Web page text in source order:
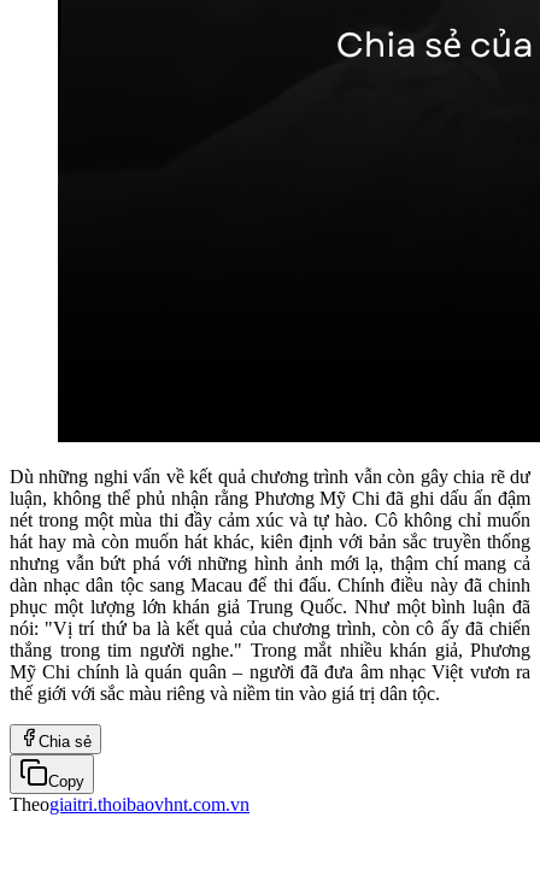
Dù những nghi vấn về kết quả chương trình vẫn còn gây chia rẽ dư
luận, không thể phủ nhận rằng Phương Mỹ Chi đã ghi dấu ấn đậm
nét trong một mùa thi đầy cảm xúc và tự hào. Cô không chỉ muốn
hát hay mà còn muốn hát khác, kiên định với bản sắc truyền thống
nhưng vẫn bứt phá với những hình ảnh mới lạ, thậm chí mang cả
dàn nhạc dân tộc sang Macau để thi đấu. Chính điều này đã chinh
phục một lượng lớn khán giả Trung Quốc. Như một bình luận đã
nói: "Vị trí thứ ba là kết quả của chương trình, còn cô ấy đã chiến
thắng trong tim người nghe." Trong mắt nhiều khán giả, Phương
Mỹ Chi chính là quán quân – người đã đưa âm nhạc Việt vươn ra
thế giới với sắc màu riêng và niềm tin vào giá trị dân tộc.
Chia sẻ
Copy
Theogiaitri.thoibaovhnt.com.vn